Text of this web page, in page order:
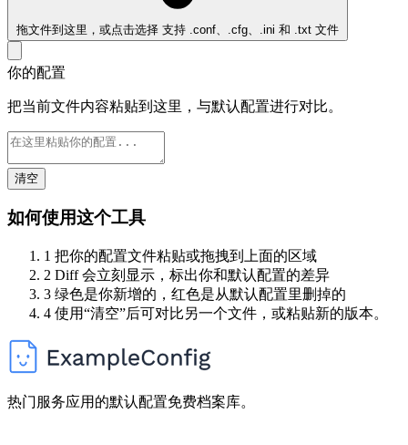
拖文件到这里，或点击选择 支持 .conf、.cfg、.ini 和 .txt 文件
你的配置
把当前文件内容粘贴到这里，与默认配置进行对比。
清空
如何使用这个工具
1 把你的配置文件粘贴或拖拽到上面的区域
2 Diff 会立刻显示，标出你和默认配置的差异
3 绿色是你新增的，红色是从默认配置里删掉的
4 使用“清空”后可对比另一个文件，或粘贴新的版本。
热门服务应用的默认配置免费档案库。